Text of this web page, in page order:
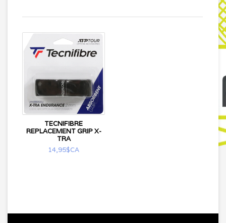
TECNIFIBRE
REPLACEMENT GRIP X-
TRA
14,95$CA